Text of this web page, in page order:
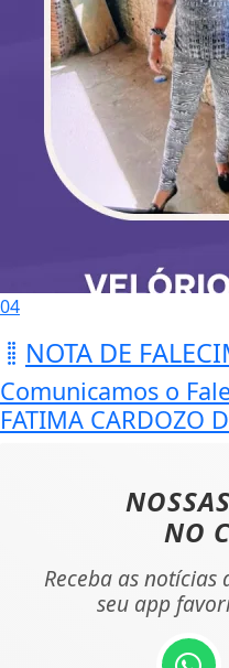
04
NOTA DE
Comunicamos o
FATIMA CARDOZO
NO
Receba as
seu app